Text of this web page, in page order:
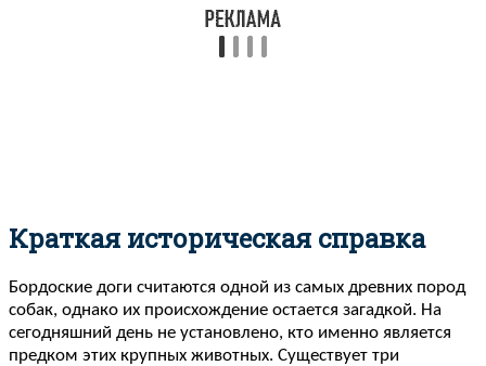
Краткая историческая справка
Бордоские доги считаются одной из самых древних пород
собак, однако их происхождение остается загадкой. На
сегодняшний день не установлено, кто именно является
предком этих крупных животных. Существует три